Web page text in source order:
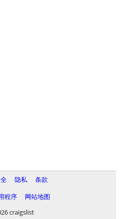
隐私
条款
程序
网站地图
craigslist